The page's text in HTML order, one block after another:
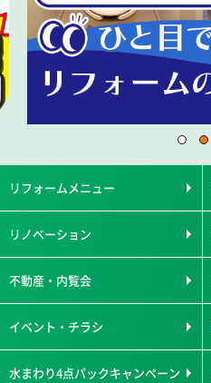
リフォームメニュー
リノベーション
不動産・内覧会
イベント・チラシ
水まわり4点パックキャンペーン